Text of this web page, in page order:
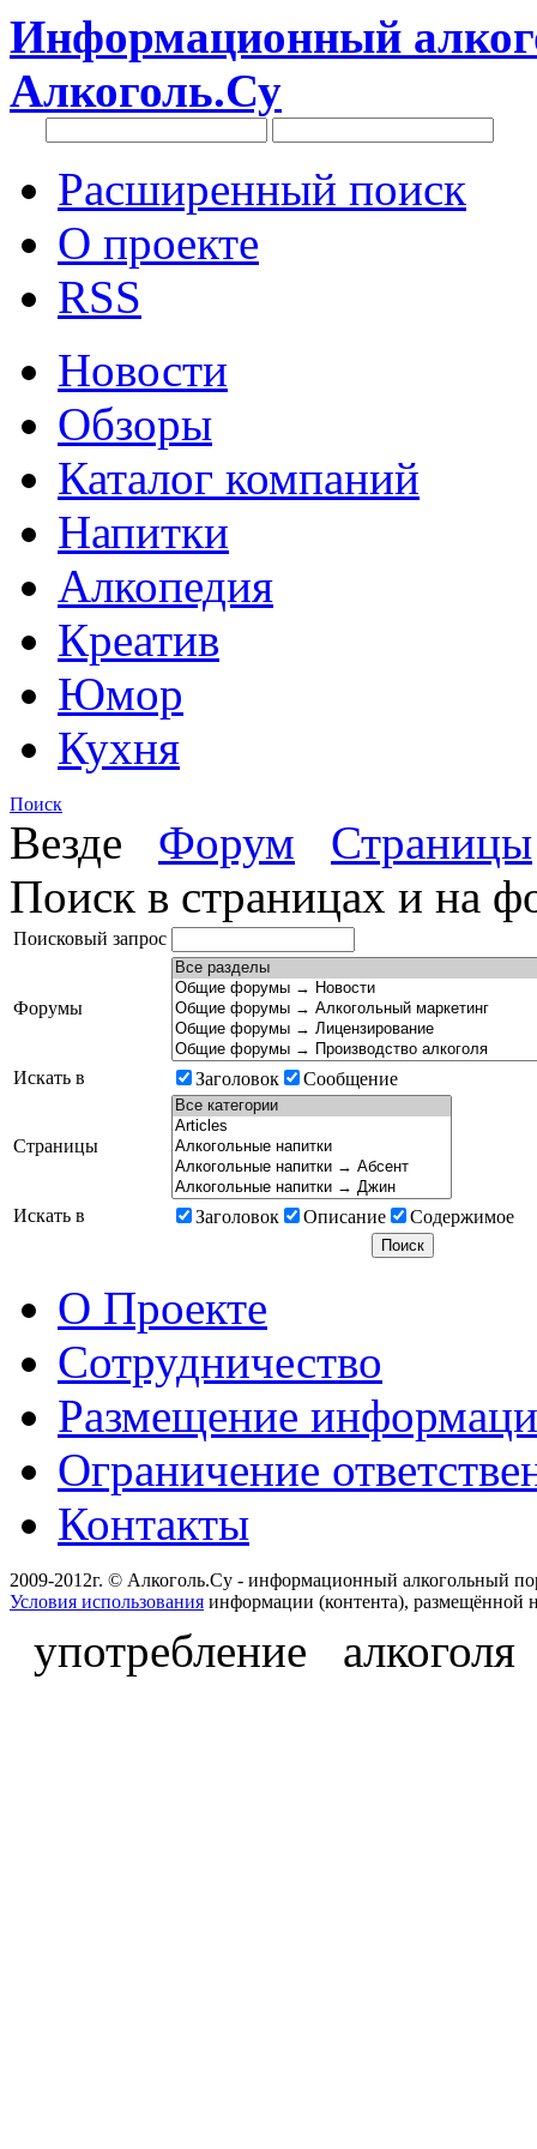
Информационный
Алкоголь.Су
Расширенный поиск
О проекте
RSS
Новости
Обзоры
Каталог компаний
Напитки
Алкопедия
Креатив
Юмор
Кухня
Поиск
Везде Форум
Страницы
Поиск в страницах и на
Поисковый запрос
Форумы
Искать в Заголовок Сообщение
Страницы
Искать в Заголовок Описание Содержимое
О Проекте
Сотрудничество
Размещение
Ограничение
Контакты
2009-2012г. © Алкоголь.Су - информационный алкогольный
Условия использования информации (контента), размещённой
употребление